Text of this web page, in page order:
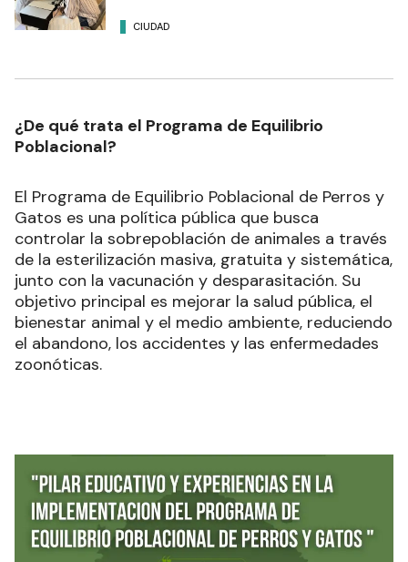
CIUDAD
¿De qué trata el Programa de Equilibrio
Poblacional?
El Programa de Equilibrio Poblacional de Perros y
Gatos es una política pública que busca
controlar la sobrepoblación de animales a través
de la esterilización masiva, gratuita y sistemática,
junto con la vacunación y desparasitación. Su
objetivo principal es mejorar la salud pública, el
bienestar animal y el medio ambiente, reduciendo
el abandono, los accidentes y las enfermedades
zoonóticas.